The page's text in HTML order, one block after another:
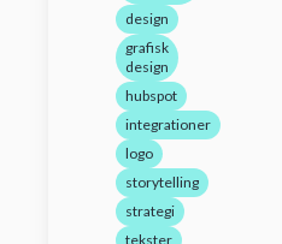
design
grafisk
design
hubspot
integrationer
logo
storytelling
strategi
tekster